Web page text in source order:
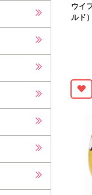
ウイ
ルド